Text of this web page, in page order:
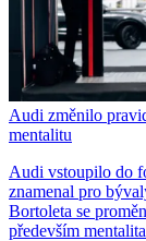
Audi změnilo
mentalitu
Audi vstoupilo do
znamenal pro
Bortoleta se
především